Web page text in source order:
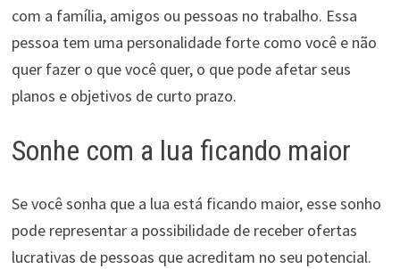
com a família, amigos ou pessoas no trabalho. Essa
pessoa tem uma personalidade forte como você e não
quer fazer o que você quer, o que pode afetar seus
planos e objetivos de curto prazo.
Sonhe com a lua ficando maior
Se você sonha que a lua está ficando maior, esse sonho
pode representar a possibilidade de receber ofertas
lucrativas de pessoas que acreditam no seu potencial.